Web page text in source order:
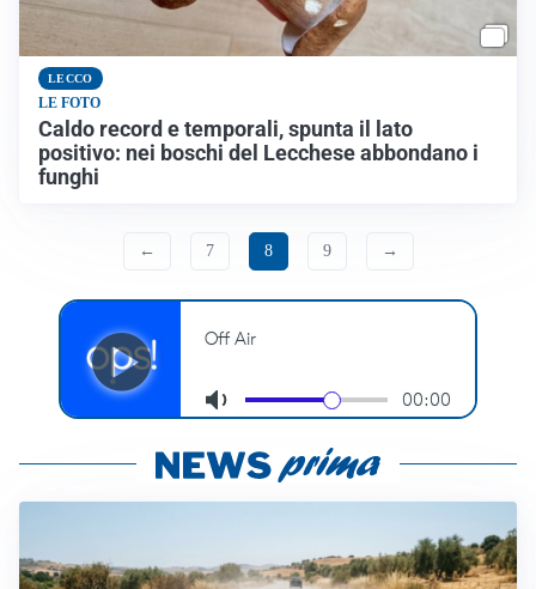
LECCO
LE FOTO
Caldo record e temporali, spunta il lato
positivo: nei boschi del Lecchese abbondano i
funghi
← 7 8 9 →